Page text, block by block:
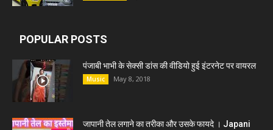
POPULAR POSTS
पंजाबी भाभी के सेक्सी डांस की वीडियो हुई इंटरनेट पर वायरल
Music May 8, 2018
जापानी तेल लगाने का तरीका और उसके फायदे । Japani